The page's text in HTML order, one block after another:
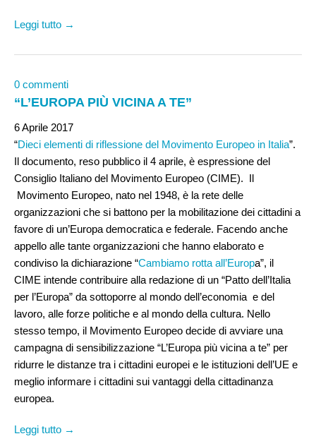
Leggi tutto →
0 commenti
“L’EUROPA PIÙ VICINA A TE”
6 Aprile 2017
“Dieci elementi di riflessione del Movimento Europeo in Italia”.
Il documento, reso pubblico il 4 aprile, è espressione del
Consiglio Italiano del Movimento Europeo (CIME). Il
Movimento Europeo, nato nel 1948, è la rete delle
organizzazioni che si battono per la mobilitazione dei cittadini a
favore di un’Europa democratica e federale. Facendo anche
appello alle tante organizzazioni che hanno elaborato e
condiviso la dichiarazione “Cambiamo rotta all’Europa”, il
CIME intende contribuire alla redazione di un “Patto dell’Italia
per l’Europa” da sottoporre al mondo dell’economia e del
lavoro, alle forze politiche e al mondo della cultura. Nello
stesso tempo, il Movimento Europeo decide di avviare una
campagna di sensibilizzazione “L’Europa più vicina a te” per
ridurre le distanze tra i cittadini europei e le istituzioni dell’UE e
meglio informare i cittadini sui vantaggi della cittadinanza
europea.
Leggi tutto →